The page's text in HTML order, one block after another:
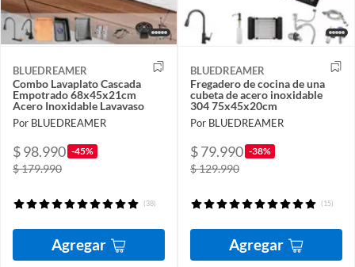
BLUEDREAMER
Combo Lavaplato Cascada
Empotrado 68x45x21cm
Acero Inoxidable Lavavaso
Por BLUEDREAMER
$ 98.990 -45%
$ 179.990
(38)
Agregar
BLUEDREAMER
Fregadero de cocina de una
cubeta de acero inoxidable
304 75x45x20cm
Por BLUEDREAMER
$ 79.990 -38%
$ 129.990
(15)
Agregar